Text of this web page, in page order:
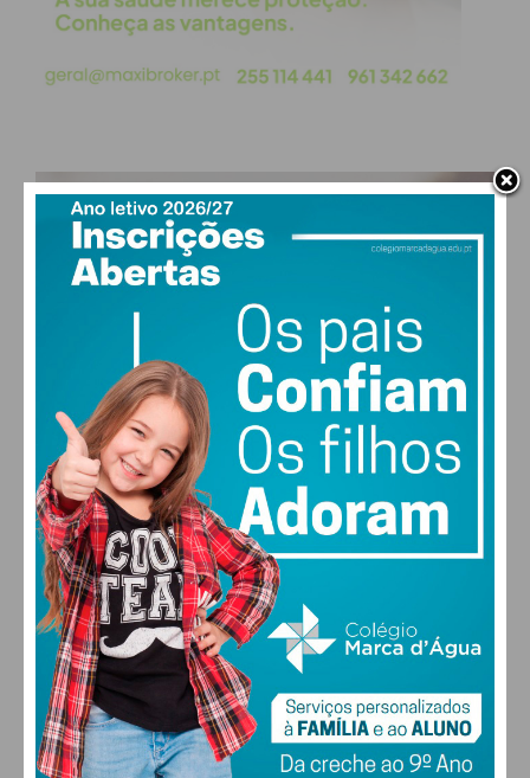
PAÇOS DE FERREIRA
14°
clear sky
MAX 14 • MIN 14
30°
SEX
28
SÁB
27 °
DOM
29 °
SEG
FARMACIAS DE SERVIÇO EM PAÇOS DE
FERREIRA